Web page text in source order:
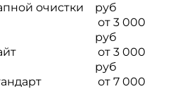
очистки
руб
от 3 000
руб
от 3 000
руб
от 7 000